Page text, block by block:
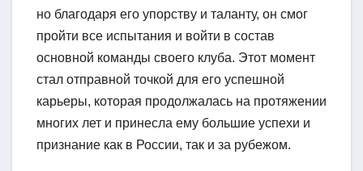
но благодаря его упорству и таланту, он смог
пройти все испытания и войти в состав
основной команды своего клуба. Этот момент
стал отправной точкой для его успешной
карьеры, которая продолжалась на протяжении
многих лет и принесла ему большие успехи и
признание как в России, так и за рубежом.